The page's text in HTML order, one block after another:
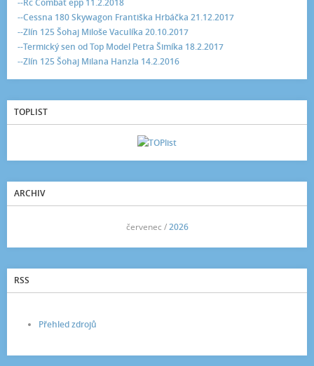
--Cessna 180 Skywagon Františka Hrbáčka 21.12.2017
--Zlín 125 Šohaj Miloše Vaculíka 20.10.2017
--Termický sen od Top Model Petra Šimíka 18.2.2017
--Zlín 125 Šohaj Milana Hanzla 14.2.2016
TOPLIST
ARCHIV
červenec /2026
RSS
Přehled zdrojů